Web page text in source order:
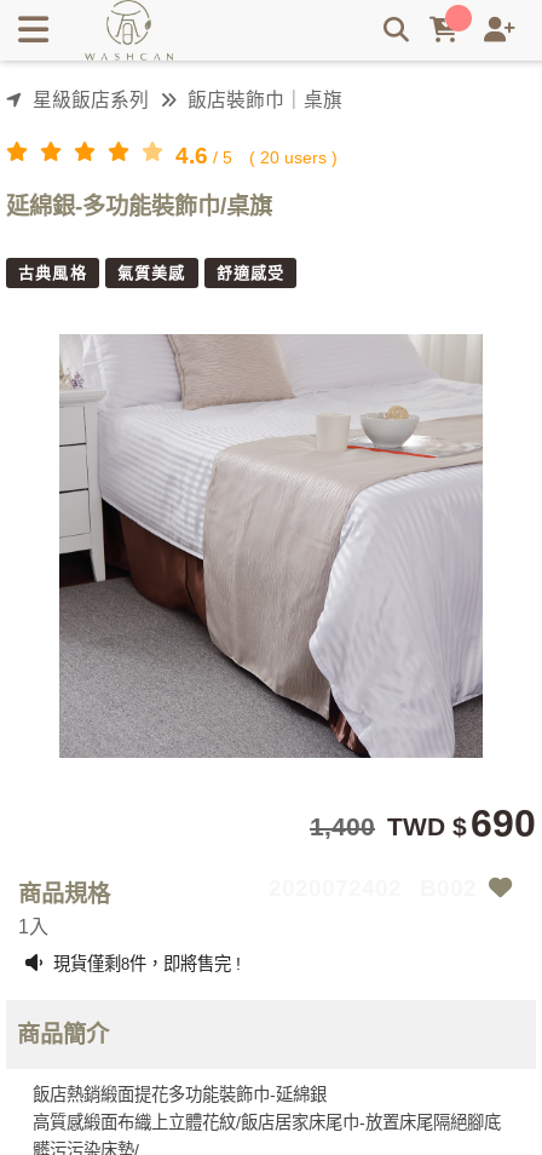
Washcan瓦士肯-可防塵防污保護傢俱床墊，也可凸顯商品價值
增添文化氣息與儀式感-多功能裝飾巾/延綿銀 | Washcan瓦士肯
星級飯店系列 飯店裝飾巾｜桌旗
4.6 / 5 ( 20 users )
延綿銀-多功能裝飾巾/桌旗
古典風格 氣質美感 舒適感受
690
TWD $
1,400
商品規格
1入
現貨僅剩 8件，即將售完 !
商品簡介
飯店熱銷緞面提花多功能裝飾巾-延綿銀
高質感緞面布織上立體花紋/飯店居家床尾巾-放置床尾隔絕腳底
髒污污染床墊/